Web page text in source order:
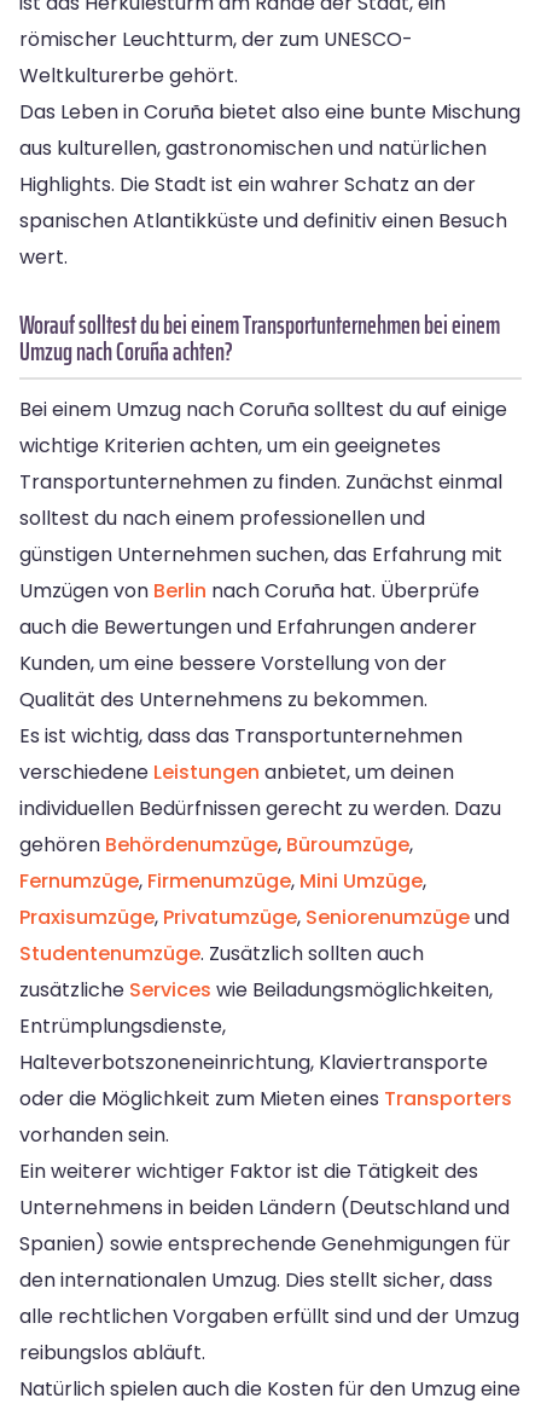
römischer Leuchtturm, der zum UNESCO-
Weltkulturerbe gehört.
Das Leben in Coruña bietet also eine bunte Mischung
aus kulturellen, gastronomischen und natürlichen
Highlights. Die Stadt ist ein wahrer Schatz an der
spanischen Atlantikküste und definitiv einen Besuch
wert.
Worauf solltest du bei einem Transportunternehmen bei einem
Umzug nach Coruña achten?
Bei einem Umzug nach Coruña solltest du auf einige
wichtige Kriterien achten, um ein geeignetes
Transportunternehmen zu finden. Zunächst einmal
solltest du nach einem professionellen und
günstigen Unternehmen suchen, das Erfahrung mit
Umzügen von Berlin nach Coruña hat. Überprüfe
auch die Bewertungen und Erfahrungen anderer
Kunden, um eine bessere Vorstellung von der
Qualität des Unternehmens zu bekommen.
Es ist wichtig, dass das Transportunternehmen
verschiedene Leistungen anbietet, um deinen
individuellen Bedürfnissen gerecht zu werden. Dazu
gehören Behördenumzüge, Büroumzüge,
Fernumzüge, Firmenumzüge, Mini Umzüge,
Praxisumzüge, Privatumzüge, Seniorenumzügeund
Studentenumzüge. Zusätzlich sollten auch
zusätzliche Services wie Beiladungsmöglichkeiten,
Entrümplungsdienste,
Halteverbotszoneneinrichtung, Klaviertransporte
oder die Möglichkeit zum Mieten eines Transporters
vorhanden sein.
Ein weiterer wichtiger Faktor ist die Tätigkeit des
Unternehmens in beiden Ländern (Deutschland und
Spanien) sowie entsprechende Genehmigungen für
den internationalen Umzug. Dies stellt sicher, dass
alle rechtlichen Vorgaben erfüllt sind und der Umzug
reibungslos abläuft.
Natürlich spielen auch die Kosten für den Umzug eine